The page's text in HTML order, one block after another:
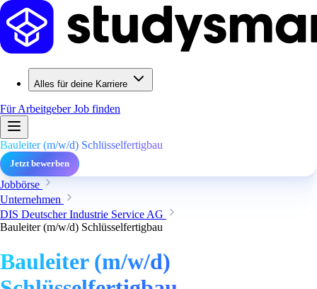
Alles für deine Karriere
Für ArbeitgeberJob finden
Bauleiter (m/w/d) Schlüsselfertigbau
Jetzt bewerben
Jobbörse
Unternehmen
DIS Deutscher Industrie Service AG
Bauleiter (m/w/d) Schlüsselfertigbau
Bauleiter (m/w/d)